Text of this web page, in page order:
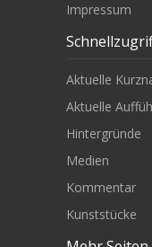
Impressum
Aktuelle
Aktuelle
Hintergründe
Medien
Kommentar
Kunststücke